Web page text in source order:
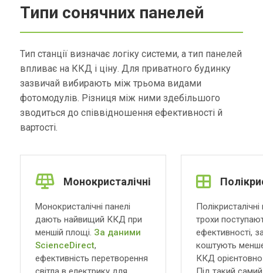
Типи сонячних панелей
Тип станції визначає логіку системи, а тип панелей
впливає на ККД і ціну. Для приватного будинку
зазвичай вибирають між трьома видами
фотомодулів. Різниця між ними здебільшого
зводиться до співвідношення ефективності й
вартості.
Монокристалічні
Монокристалічні панелі
дають найвищий ККД при
меншій площі. За даними
ScienceDirect,
ефективність перетворення
Полікристалічні
трохи
ефективності,
коштують
ККД